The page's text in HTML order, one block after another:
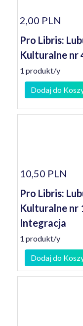
2,00 PLN
Pro Libris:
Kulturalne nr
1 produkt/y
Dodaj do
10,50 PLN
Pro Libris:
Kulturalne nr
Integracja
1 produkt/y
Dodaj do